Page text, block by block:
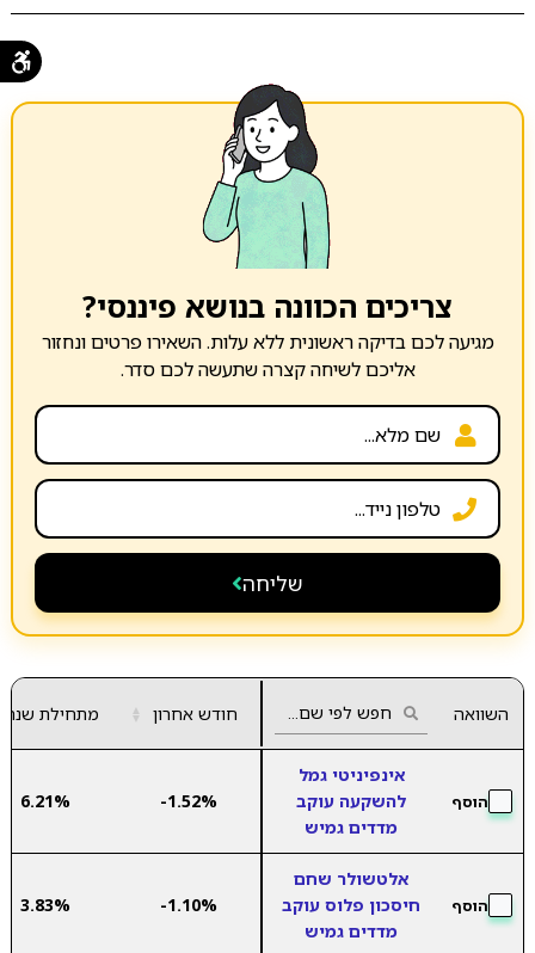
צריכים הכוונה בנושא פיננסי?
מגיעה לכם בדיקה ראשונית ללא עלות. השאירו פרטים ונחזור
אליכם לשיחה קצרה שתעשה לכם סדר.
שליחה
השוואה חודש אחרון ▲
▼ מתחילת שנה
הוסף
אינפיניטי גמל
להשקעה עוקב
מדדים גמיש
-1.52%
6.21%
הוסף
אלטשולר שחם
חיסכון פלוס עוקב
מדדים גמיש
-1.10%
3.83%